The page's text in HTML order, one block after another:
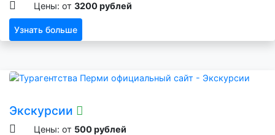
Цены: от 3200 рублей
Узнать больше
Экскурсии
Цены: от 500 рублей